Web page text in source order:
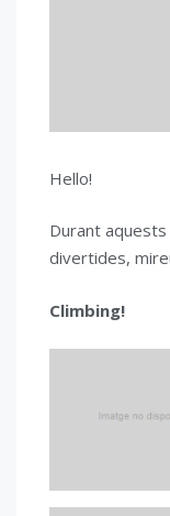
Hello!
Durant
divertides,
Climbing!